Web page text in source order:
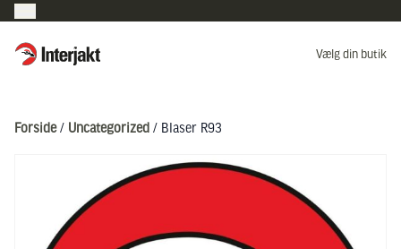
Interjakt DK Vælg din butik
Forside/ Uncategorized / Blaser R93